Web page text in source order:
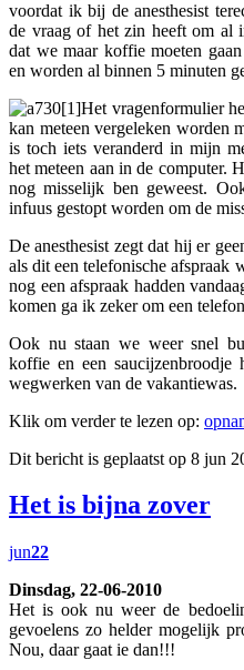
voordat ik bij de anesthesist
de vraag of het zin heeft om al
dat we maar koffie moeten
en worden al binnen 5 minuten
Het vragenformulier
kan meteen vergeleken worden
is toch iets veranderd in mijn
het meteen aan in de computer.
nog misselijk ben geweest.
infuus gestopt worden om de
De anesthesist zegt dat hij er
als dit een telefonische afspraak
nog een afspraak hadden
komen ga ik zeker om een
Ook nu staan we weer snel
koffie en een
wegwerken van de vakantiewas.
Klik om verder te lezen op:
Dit bericht is geplaatst op 8 jun
Het is bijna zover
jun22
Dinsdag, 22-06-2010
Het is ook nu weer de
gevoelens zo helder mogelijk
Nou, daar gaat ie dan!!!